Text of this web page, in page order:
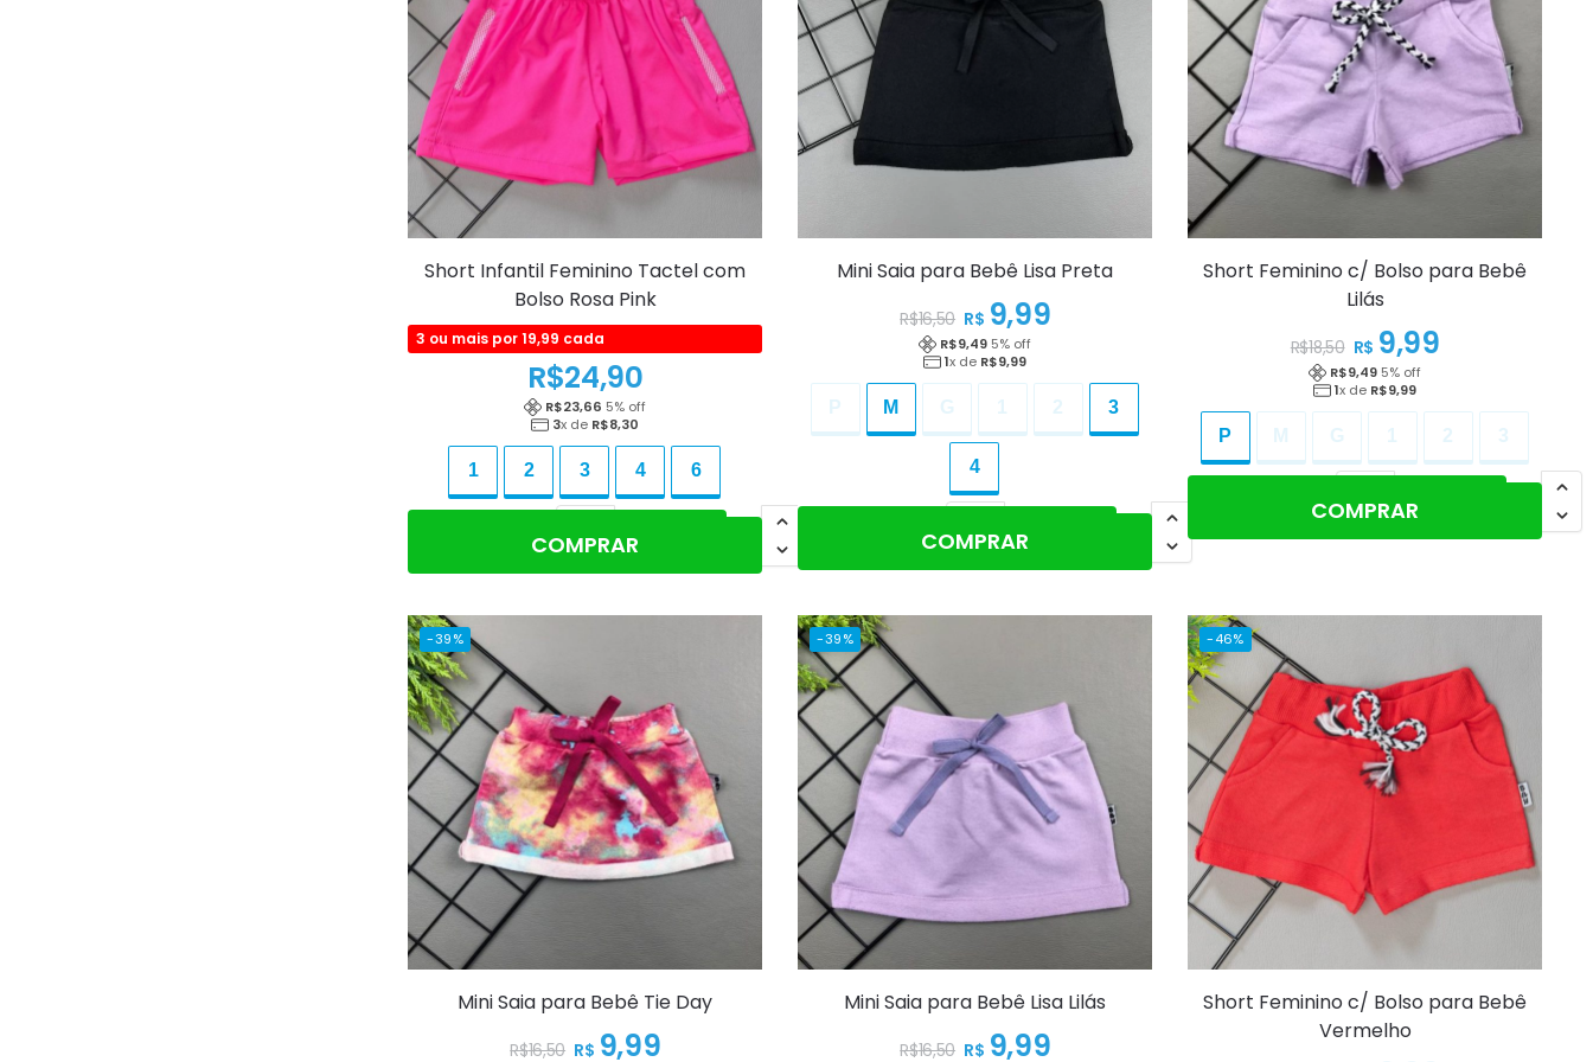
Short Infantil Feminino Tactel com
Bolso Rosa Pink
3 ou mais por 19,99 cada
R$24,90
R$23,66 5% off
3x de R$8,30
1 2 3 4 6
Adicionar ao carrinho
COMPRAR
Mini Saia para Bebê Lisa Preta
R$16,50 R$ 9,99
R$9,49 5% off
1x de R$9,99
P M G 2 3
4
Adicionar ao carrinho
COMPRAR
Short Feminino c/ Bolso para Bebê
Lilás
R$18,50 R$ 9,99
R$9,49 5% off
1x de R$9,99
P M G 2 3
Adicionar ao carrinho
COMPRAR
-39%
Mini Saia para Bebê Tie Day
R$16,50 R$ 9,99
-39%
Mini Saia para Bebê Lisa Lilás
R$16,50 R$ 9,99
-46%
Short Feminino c/ Bolso para Bebê
Vermelho